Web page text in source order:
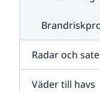
Radar och
Väder till havs